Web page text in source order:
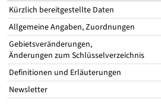
Kürzlich bereitgestellte Daten
Allgemeine Angaben, Zuordnungen
Gebietsveränderungen,
Änderungen zum Schlüsselverzeichnis
Definitionen und Erläuterungen
Newsletter